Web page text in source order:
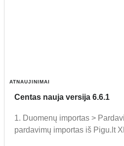
ATNAUJINIMAI
Centas nauja versija 6.6.1
1. Duomenų importas >
pardavimų importas iš Pigu.lt